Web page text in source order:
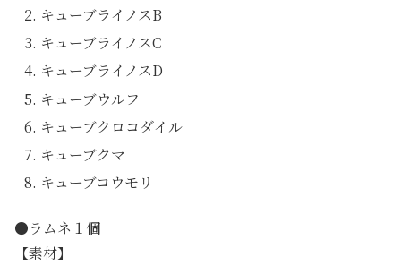
キューブライノスB
キューブライノスC
キューブライノスD
キューブウルフ
キューブクロコダイル
キューブクマ
キューブコウモリ
●ラムネ１個
【素材】